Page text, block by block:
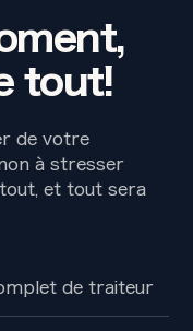
tout!
de votre
à stresser
et tout sera
de traiteur